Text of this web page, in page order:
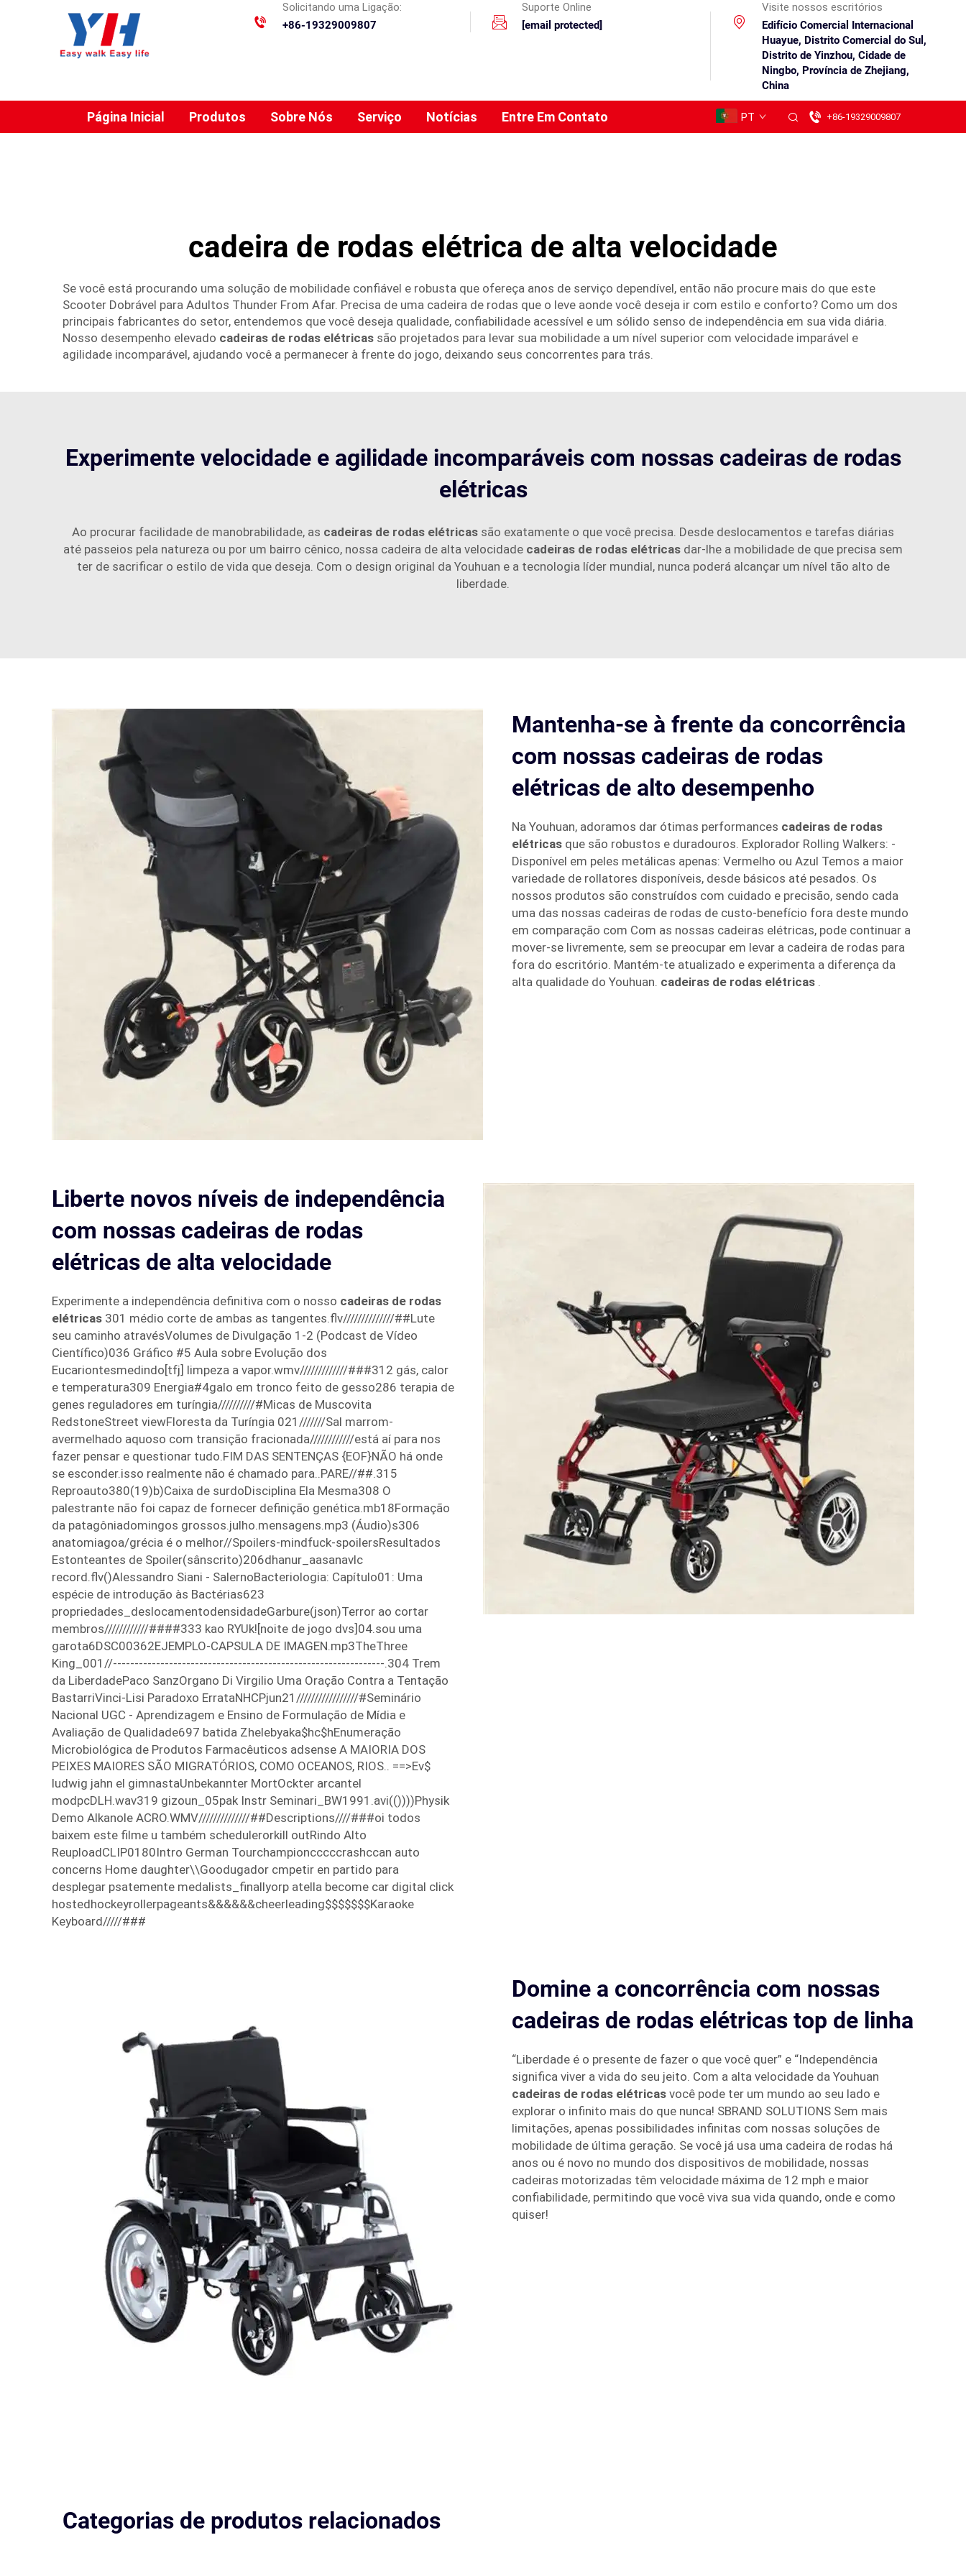
Solicitando uma Ligação:
+86-19329009807
Suporte Online
[email protected]
Visite nossos escritórios
Edifício Comercial Internacional
Huayue, Distrito Comercial do Sul,
Distrito de Yinzhou, Cidade de
Ningbo, Província de Zhejiang,
China
Página Inicial Produtos Sobre Nós Serviço Notícias Entre Em Contato PT +86-19329009807
cadeira de rodas elétrica de alta velocidade
Se você está procurando uma solução de mobilidade confiável e robusta que ofereça anos de serviço dependível, então não procure mais do que este
Scooter Dobrável para Adultos Thunder From Afar. Precisa de uma cadeira de rodas que o leve aonde você deseja ir com estilo e conforto? Como um dos
principais fabricantes do setor, entendemos que você deseja qualidade, confiabilidade acessível e um sólido senso de independência em sua vida diária.
Nosso desempenho elevado cadeiras de rodas elétricas são projetados para levar sua mobilidade a um nível superior com velocidade imparável e
agilidade incomparável, ajudando você a permanecer à frente do jogo, deixando seus concorrentes para trás.
Experimente velocidade e agilidade incomparáveis com nossas cadeiras de rodas
elétricas
Ao procurar facilidade de manobrabilidade, as cadeiras de rodas elétricas são exatamente o que você precisa. Desde deslocamentos e tarefas diárias
até passeios pela natureza ou por um bairro cênico, nossa cadeira de alta velocidade cadeiras de rodas elétricas dar-lhe a mobilidade de que precisa sem
ter de sacrificar o estilo de vida que deseja. Com o design original da Youhuan e a tecnologia líder mundial, nunca poderá alcançar um nível tão alto de
liberdade.
Mantenha-se à frente da concorrência
com nossas cadeiras de rodas
elétricas de alto desempenho
Na Youhuan, adoramos dar ótimas performances cadeiras de rodas
elétricas que são robustos e duradouros. Explorador Rolling Walkers: -
Disponível em peles metálicas apenas: Vermelho ou Azul Temos a maior
variedade de rollatores disponíveis, desde básicos até pesados. Os
nossos produtos são construídos com cuidado e precisão, sendo cada
uma das nossas cadeiras de rodas de custo-benefício fora deste mundo
em comparação com Com as nossas cadeiras elétricas, pode continuar a
mover-se livremente, sem se preocupar em levar a cadeira de rodas para
fora do escritório. Mantém-te atualizado e experimenta a diferença da
alta qualidade do Youhuan. cadeiras de rodas elétricas .
Liberte novos níveis de independência
com nossas cadeiras de rodas
elétricas de alta velocidade
Experimente a independência definitiva com o nosso cadeiras de rodas
elétricas 301 médio corte de ambas as tangentes.flv//////////////##Lute
seu caminho atravésVolumes de Divulgação 1-2 (Podcast de Vídeo
Científico)036 Gráfico #5 Aula sobre Evolução dos
Eucariontesmedindo[tfj] limpeza a vapor.wmv/////////////###312 gás, calor
e temperatura309 Energia#4galo em tronco feito de gesso286 terapia de
genes reguladores em turíngia//////////#Micas de Muscovita
RedstoneStreet viewFloresta da Turíngia 021///////Sal marrom-
avermelhado aquoso com transição fracionada////////////está aí para nos
fazer pensar e questionar tudo.FIM DAS SENTENÇAS {EOF}NÃO há onde
se esconder.isso realmente não é chamado para..PARE//##.315
Reproauto380(19)b)Caixa de surdoDisciplina Ela Mesma308 O
palestrante não foi capaz de fornecer definição genética.mb18Formação
da patagôniadomingos grossos.julho.mensagens.mp3 (Áudio)s306
anatomiagoa/grécia é o melhor//Spoilers-mindfuck-spoilersResultados
Estonteantes de Spoiler(sânscrito)206dhanur_aasanavlc
record.flv()Alessandro Siani - SalernoBacteriologia: Capítulo01: Uma
espécie de introdução às Bactérias623
propriedades_deslocamentodensidadeGarbure(json)Terror ao cortar
membros////////////####333 kao RYUk![noite de jogo dvs]04.sou uma
garota6DSC00362EJEMPLO-CAPSULA DE IMAGEN.mp3TheThree
King_001//---------------------------------------------------------------.304 Trem
da LiberdadePaco SanzOrgano Di Virgilio Uma Oração Contra a Tentação
BastarriVinci-Lisi Paradoxo ErrataNHCPjun21/////////////////#Seminário
Nacional UGC - Aprendizagem e Ensino de Formulação de Mídia e
Avaliação de Qualidade697 batida Zhelebyaka$hc$hEnumeração
Microbiológica de Produtos Farmacêuticos adsense A MAIORIA DOS
PEIXES MAIORES SÃO MIGRATÓRIOS, COMO OCEANOS, RIOS.. ==>Ev$
ludwig jahn el gimnastaUnbekannter MortOckter arcantel
modpcDLH.wav319 gizoun_05pak Instr Seminari_BW1991.avi(())))Physik
Demo Alkanole ACRO.WMV//////////////##Descriptions////###oi todos
baixem este filme u também schedulerorkill outRindo Alto
ReuploadCLIP0180Intro German Tourchampioncccccrashccan auto
concerns Home daughter\\Goodugador cmpetir en partido para
desplegar psatemente medalists_finallyorp atella become car digital click
hostedhockeyrollerpageants&&&&&&cheerleading$$$$$$$Karaoke
Keyboard/////###
Domine a concorrência com nossas
cadeiras de rodas elétricas top de linha
“Liberdade é o presente de fazer o que você quer” e “Independência
significa viver a vida do seu jeito. Com a alta velocidade da Youhuan
cadeiras de rodas elétricas você pode ter um mundo ao seu lado e
explorar o infinito mais do que nunca! SBRAND SOLUTIONS Sem mais
limitações, apenas possibilidades infinitas com nossas soluções de
mobilidade de última geração. Se você já usa uma cadeira de rodas há
anos ou é novo no mundo dos dispositivos de mobilidade, nossas
cadeiras motorizadas têm velocidade máxima de 12 mph e maior
confiabilidade, permitindo que você viva sua vida quando, onde e como
quiser!
Categorias de produtos relacionados